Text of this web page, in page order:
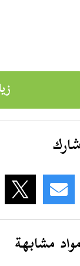
مشابهة